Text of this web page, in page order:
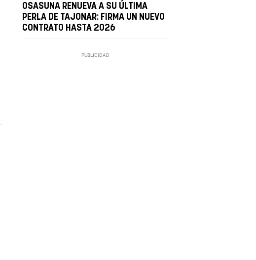
OSASUNA RENUEVA A SU ÚLTIMA
PERLA DE TAJONAR: FIRMA UN NUEVO
CONTRATO HASTA 2026